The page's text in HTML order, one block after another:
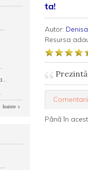
ta!
Autor:
Resursa
Comentarii
Până în
Inainte